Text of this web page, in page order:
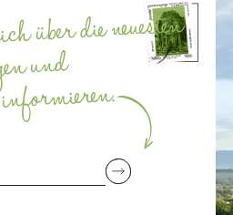
über die neuesten
und